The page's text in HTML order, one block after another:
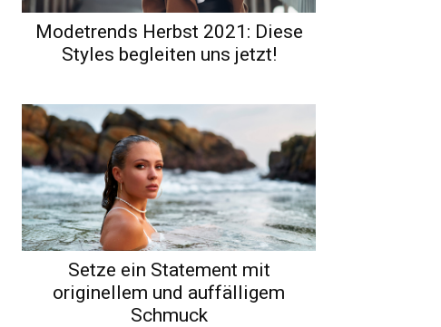
Modetrends Herbst 2021: Diese
Styles begleiten uns jetzt!
Setze ein Statement mit
originellem und auffälligem
Schmuck